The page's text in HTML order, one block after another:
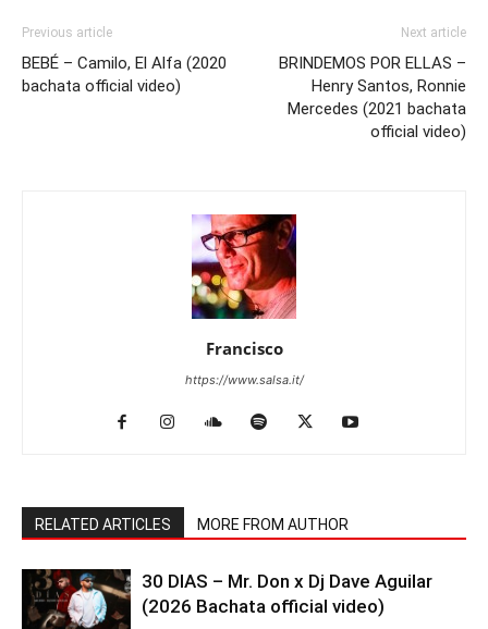
Previous article
BEBÉ – Camilo, El Alfa (2020
bachata official video)
Next article
BRINDEMOS POR ELLAS –
Henry Santos, Ronnie
Mercedes (2021 bachata
official video)
Francisco
https://www.salsa.it/
RELATED ARTICLES MORE FROM AUTHOR
30 DIAS – Mr. Don x Dj Dave Aguilar
(2026 Bachata official video)